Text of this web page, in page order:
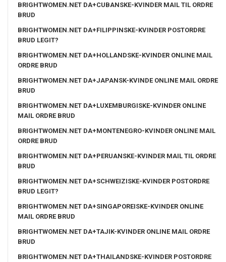
BRIGHTWOMEN.NET DA+CUBANSKE-KVINDER MAIL TIL ORDRE
BRUD
BRIGHTWOMEN.NET DA+FILIPPINSKE-KVINDER POSTORDRE
BRUD LEGIT?
BRIGHTWOMEN.NET DA+HOLLANDSKE-KVINDER ONLINE MAIL
ORDRE BRUD
BRIGHTWOMEN.NET DA+JAPANSK-KVINDE ONLINE MAIL ORDRE
BRUD
BRIGHTWOMEN.NET DA+LUXEMBURGISKE-KVINDER ONLINE
MAIL ORDRE BRUD
BRIGHTWOMEN.NET DA+MONTENEGRO-KVINDER ONLINE MAIL
ORDRE BRUD
BRIGHTWOMEN.NET DA+PERUANSKE-KVINDER MAIL TIL ORDRE
BRUD
BRIGHTWOMEN.NET DA+SCHWEIZISKE-KVINDER POSTORDRE
BRUD LEGIT?
BRIGHTWOMEN.NET DA+SINGAPOREISKE-KVINDER ONLINE
MAIL ORDRE BRUD
BRIGHTWOMEN.NET DA+TAJIK-KVINDER ONLINE MAIL ORDRE
BRUD
BRIGHTWOMEN.NET DA+THAILANDSKE-KVINDER POSTORDRE